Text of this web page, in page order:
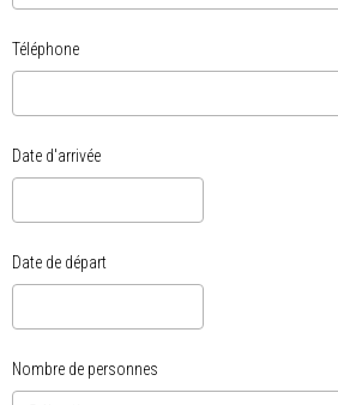
Téléphone
Date d'arrivée
Date de départ
Nombre de personnes